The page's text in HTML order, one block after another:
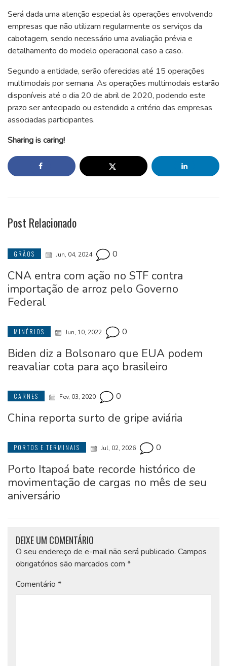
Será dada uma atenção especialàs operações envolvendo
empresas que não utilizam regularmente os serviços da
cabotagem, sendo necessário uma avaliação prévia e
detalhamento do modelo operacional caso a caso.
Segundo a entidade, serão oferecidas até 15 operações
multimodais por semana. As operações multimodais estarão
disponíveis até o dia 20 de abril de 2020, podendo este
prazo ser antecipado ou estendido a critério das empresas
associadas participantes.
Sharing is caring!
Post Relacionado
GRÃOS Jun, 04, 2024 0
CNA entra com ação no STF contra
importação de arroz pelo Governo
Federal
MINÉRIOS Jun, 10, 2022 0
Biden diz a Bolsonaro que EUA podem
reavaliar cota para aço brasileiro
CARNES Fev, 03, 2020 0
China reporta surto de gripe aviária
PORTOS E TERMINAIS Jul, 02, 2026 0
Porto Itapoá bate recorde histórico de
movimentação de cargas no mês de seu
aniversário
DEIXE UM COMENTÁRIO
O seu endereço de e-mail não será publicado. Campos
obrigatórios são marcados com *
Comentário *